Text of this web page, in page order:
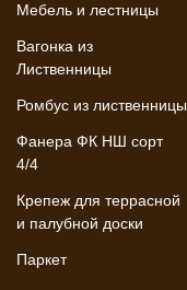
Мебель и лестницы
Вагонка из
Лиственницы
Ромбус из лиственницы
Фанера ФК НШ сорт
4/4
Крепеж для террасной
и палубной доски
Паркет